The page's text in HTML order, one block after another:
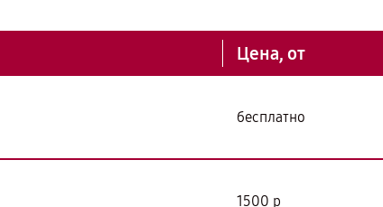
Цена, от
бесплатно
1500 р